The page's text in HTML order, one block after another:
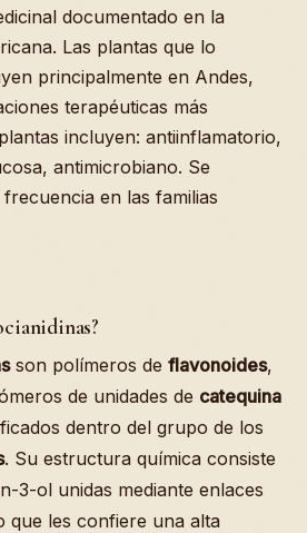
documentado en la
Las plantas que lo
principalmente en Andes,
terapéuticas más
incluyen: antiinflamatorio,
antimicrobiano. Se
en las familias
son polímeros de flavonoides,
de unidades de catequina
dentro del grupo de los
. Su estructura química consiste
3-ol unidas mediante enlaces
les confiere una alta